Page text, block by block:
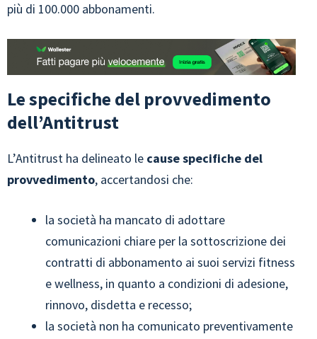
più di 100.000 abbonamenti.
Le specifiche del provvedimento
dell’Antitrust
L’Antitrust ha delineato le cause specifiche del
provvedimento, accertandosi che:
la società ha mancato di adottare
comunicazioni chiare per la sottoscrizione dei
contratti di abbonamento ai suoi servizi fitness
e wellness, in quanto a condizioni di adesione,
rinnovo, disdetta e recesso;
la società non ha comunicato preventivamente